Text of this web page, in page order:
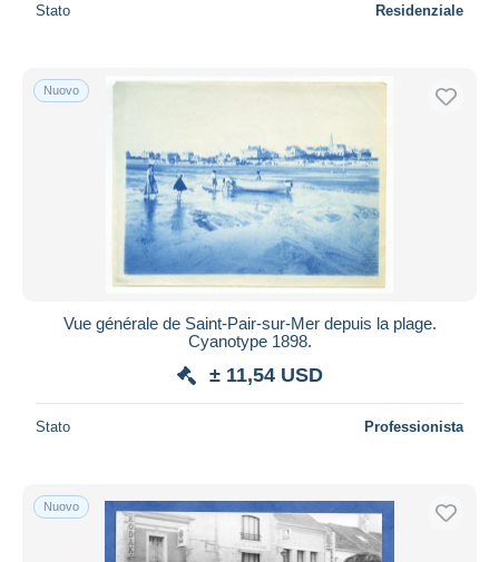
Stato Residenziale
Nuovo
Vue générale de Saint-Pair-sur-Mer depuis la plage.
Cyanotype 1898.
± 11,54 USD
Stato Professionista
Nuovo